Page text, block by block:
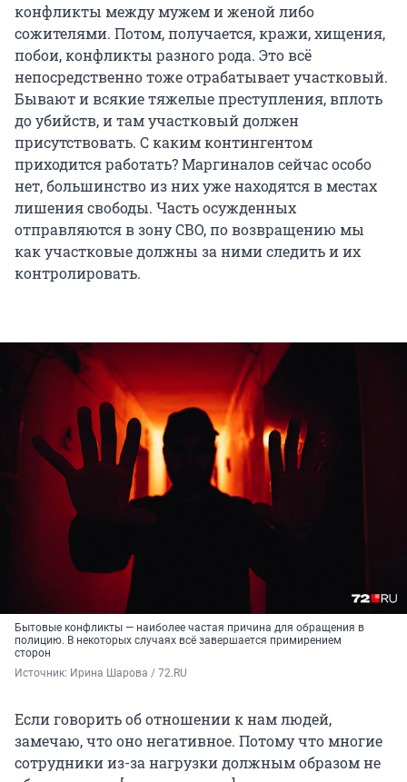
конфликты между мужем и женой либо
сожителями. Потом, получается, кражи, хищения,
побои, конфликты разного рода. Это всё
непосредственно тоже отрабатывает участковый.
Бывают и всякие тяжелые преступления, вплоть
до убийств, и там участковый должен
присутствовать. С каким контингентом
приходится работать? Маргиналов сейчас особо
нет, большинство из них уже находятся в местах
лишения свободы. Часть осужденных
отправляются в зону СВО, по возвращению мы
как участковые должны за ними следить и их
контролировать.
Бытовые конфликты — наиболее частая причина для обращения в
полицию. В некоторых случаях всё завершается примирением
сторон
Источник: Ирина Шарова / 72.RU
Если говорить об отношении к нам людей,
замечаю, что оно негативное. Потому что многие
сотрудники из-за нагрузки должным образом не